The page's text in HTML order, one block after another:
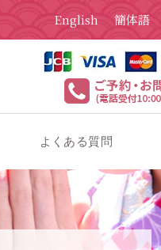
English 簡体語
よくある質問